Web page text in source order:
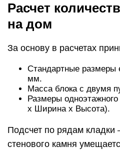
Расчет
на дом
За основу в расчетах
Стандартные
мм.
Масса блока с двумя
Размеры
х Ширина х Высота).
Подсчет по рядам кладки
стенового камня